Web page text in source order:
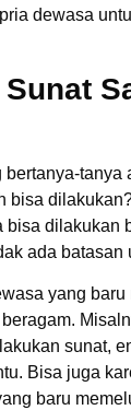
dewasa
bertanya-tanya
bisa
bisa dilakukan
ada batasan
yang
sunat,
Bisa juga
baru